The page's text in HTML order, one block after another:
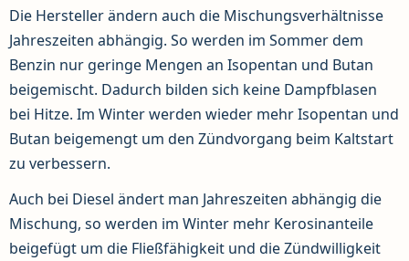
Die Hersteller ändern auch die Mischungsverhältnisse
Jahreszeiten abhängig. So werden im Sommer dem
Benzin nur geringe Mengen an Isopentan und Butan
beigemischt. Dadurch bilden sich keine Dampfblasen
bei Hitze. Im Winter werden wieder mehr Isopentan und
Butan beigemengt um den Zündvorgang beim Kaltstart
zu verbessern.
Auch bei Diesel ändert man Jahreszeiten abhängig die
Mischung, so werden im Winter mehr Kerosinanteile
beigefügt um die Fließfähigkeit und die Zündwilligkeit